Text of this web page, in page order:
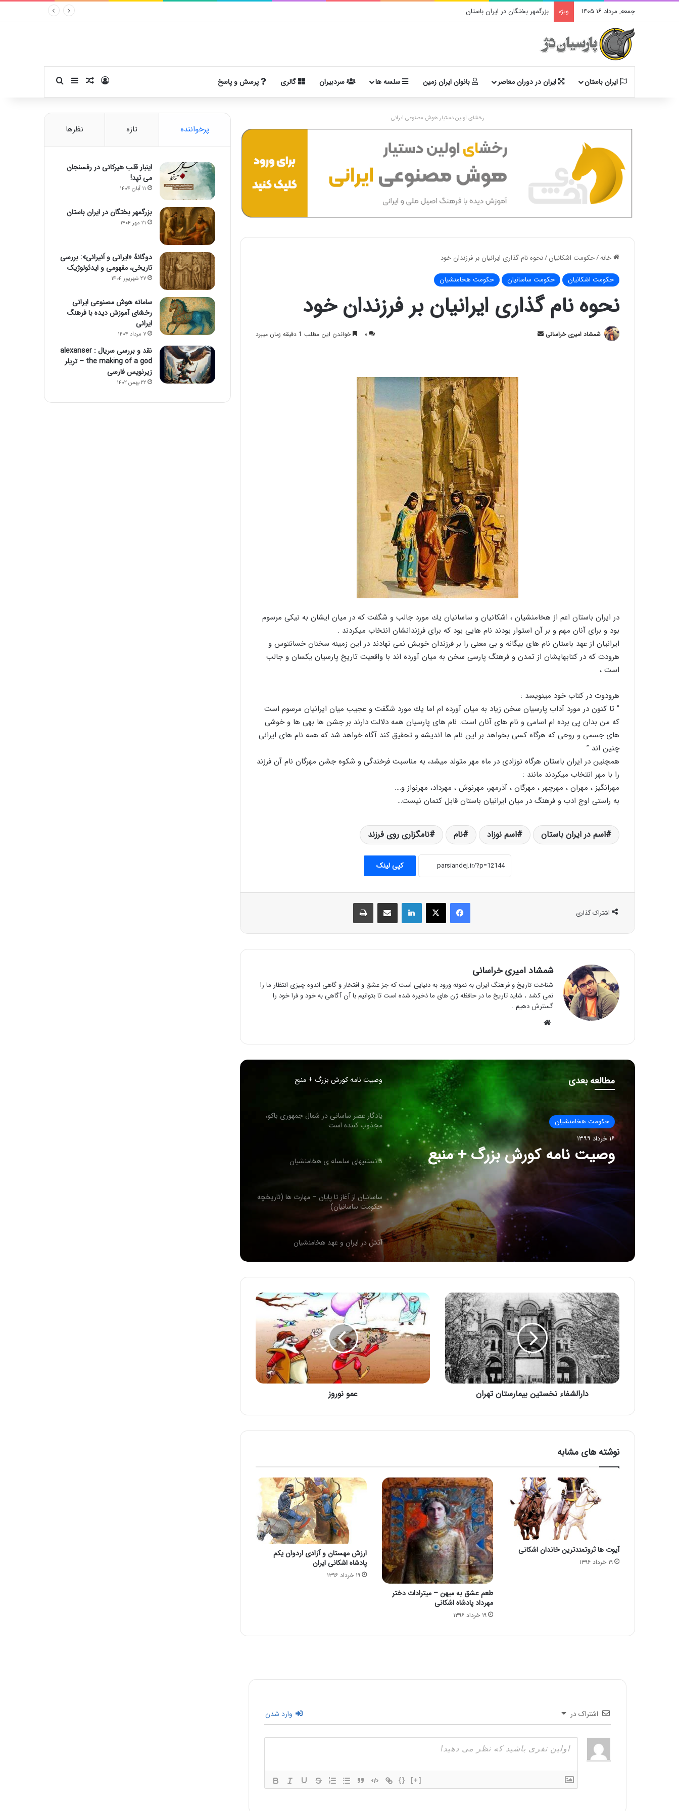
جمعه, مرداد ۱۶ ۱۴۰۵ ویژه بزرگمهر بختگان در ایران باستان
ایران باستان ایران در دوران معاصر بانوان ایران زمین سلسه ها سردبیران گالری پرسش و پاسخ ورودنوشته تصادفی
سایدبارجستجو برای
رخشای اولین دستیار هوش مصنوعی ایرانی
خانه/حکومت اشکانیان/نحوه ﻧﺎﻡ ﮔﺬﺍﺭﻯ ایرانیان ﺑﺮ ﻓﺮﺯﻧﺪﺍﻥ خود
حکومت اشکانیان حکومت ساسانیان حکومت هخامنشیان
نحوه ﻧﺎﻡ ﮔﺬﺍﺭﻯ ایرانیان ﺑﺮ ﻓﺮﺯﻧﺪﺍﻥ خود
شمشاد امیری خراسانی
ارسال
۰ خواندن این مطلب 1 دقیقه زمان میبرد
ﺩﺭ ﺍﻳﺮﺍﻥ ﺑﺎﺳﺘﺎﻥ ﺍﻋﻢ ﺍﺯ ﻫﺨﺎﻣﻨﺸﻴﺎﻥ ، ﺍﺷﻜﺎﻧﻴﺎﻥ ﻭ ﺳﺎﺳﺎﻧﻴﺎﻥ ﻳﻚ ﻣﻮﺭﺩ ﺟﺎﻟﺐ ﻭ ﺷﮕﻔﺖ ﻛﻪ ﺩﺭ ﻣﻴﺎﻥ ﺍﻳﺸﺎﻥ ﺑﻪ ﻧﻴﻜﻰ ﻣﺮﺳﻮﻡ
ﺑﻮﺩ ﻭ ﺑﺮﺍﻯ ﺁﻧﺎﻥ ﻣﻬﻢ ﻭ ﺑﺮ ﺁﻥ ﺍﺳﺘﻮﺍﺭ ﺑﻮﺩﻧﺪ ﻧﺎﻡ ﻫﺎﻳﻰ ﺑﻮﺩ ﻛﻪ ﺑﺮﺍﻯ ﻓﺮﺯﻧﺪﺍﻧﺸﺎﻥ ﺍﻧﺘﺨﺎﺏ ﻣﻴﻜﺮﺩﻧﺪ .
ﺍﻳﺮﺍﻧﻴﺎﻥ ﺍﺯ ﻋﻬﺪ ﺑﺎﺳﺘﺎﻥ ﻧﺎﻡ ﻫﺎﻯ ﺑﻴﮕﺎﻧﻪ ﻭ ﺑﻰ ﻣﻌﻨﻰ ﺭﺍ ﺑﺮ ﻓﺮﺯﻧﺪﺍﻥ ﺧﻮﻳﺶ ﻧﻤﻰ ﻧﻬﺎﺩﻧﺪ ﺩﺭ ﺍﻳﻦ ﺯﻣﻴﻨﻪ ﺳﺨﻨﺎﻥ ﺧﺴﺎﻧﺘﻮﺱ ﻭ
ﻫﺮﻭﺩﺕ ﻛﻪ ﺩﺭ ﻛﺘﺎﺑﻬﺎﻳﺸﺎﻥ ﺍﺯ ﺗﻤﺪﻥ ﻭ ﻓﺮﻫﻨﮓ ﭘﺎﺭﺳﻰ ﺳﺨﻦ ﺑﻪ ﻣﻴﺎﻥ ﺁﻭﺭﺩﻩ ﺍﻧﺪ ﺑﺎ ﻭﺍﻗﻌﻴﺖ ﺗﺎﺭﻳﺦ ﭘﺎﺭﺳﻴﺎﻥ ﻳﻜﺴﺎﻥ ﻭ ﺟﺎﻟﺐ
ﺍﺳﺖ ،
ﻫﺮﻭﺩﻭﺕ ﺩﺭ ﻛﺘﺎﺏ ﺧﻮﺩ ﻣﻴﻨﻮﻳﺴﺪ :
” ﺗﺎ ﻛﻨﻮﻥ ﺩﺭ ﻣﻮﺭﺩ ﺁﺩﺍﺏ ﭘﺎﺭﺳﻴﺎﻥ ﺳﺨﻦ ﺯﻳﺎﺩ ﺑﻪ ﻣﻴﺎﻥ ﺁﻭﺭﺩﻩ ﺍﻡ ﺍﻣﺎ ﻳﻚ ﻣﻮﺭﺩ ﺷﮕﻔﺖ ﻭ ﻋﺠﻴﺐ ﻣﻴﺎﻥ ﺍﻳﺮﺍﻧﻴﺎﻥ ﻣﺮﺳﻮﻡ ﺍﺳﺖ
ﻛﻪ ﻣﻦ ﺑﺪﺍﻥ ﭘﻰ ﺑﺮﺩﻩ ﺍﻡ ﺍﺳﺎﻣﻰ ﻭ ﻧﺎﻡ ﻫﺎﻯ ﺁﻧﺎﻥ ﺍﺳﺖ. ﻧﺎﻡ ﻫﺎﻯ ﭘﺎﺭﺳﻴﺎﻥ ﻫﻤﻪ ﺩﻻﻟﺖ ﺩﺍﺭﻧﺪ ﺑﺮ ﺟﺸﻦ ﻫﺎ ﺑﻬﻰ ﻫﺎ ﻭ ﺧﻮﺷﻰ
ﻫﺎﻯ ﺟﺴﻤﻰ ﻭ ﺭﻭﺣﻰ ﻛﻪ ﻫﺮﮔﺎﻩ ﻛﺴﻰ ﺑﺨﻮﺍﻫﺪ ﺑﺮ ﺍﻳﻦ ﻧﺎﻡ ﻫﺎ ﺍﻧﺪﻳﺸﻪ ﻭ ﺗﺤﻘﻴﻖ ﻛﻨﺪ ﺁﮔﺎﻩ ﺧﻮﺍﻫﺪ ﺷﺪ ﻛﻪ ﻫﻤﻪ ﻧﺎﻡ ﻫﺎﻯ ﺍﻳﺮﺍﻧﻰ
ﭼﻨﻴﻦ ﺍﻧﺪ ”
ﻫﻤﭽﻨﻴﻦ ﺩﺭ ﺍﻳﺮﺍﻥ ﺑﺎﺳﺘﺎﻥ ﻫﺮﮔﺎﻩ ﻧﻮﺯﺍﺩﻯ ﺩﺭ ﻣﺎﻩ ﻣﻬﺮ ﻣﺘﻮﻟﺪ ﻣﻴﺸﺪ، ﺑﻪ ﻣﻨﺎﺳﺒﺖ ﻓﺮﺧﻨﺪﮔﻰ ﻭ ﺷﻜﻮﻩ ﺟﺸﻦ ﻣﻬﺮﮔﺎﻥ ﻧﺎﻡ ﺁﻥ ﻓﺮﺯﻧﺪ
ﺭﺍ ﺑﺎ ﻣﻬﺮ ﺍﻧﺘﺨﺎﺏ ﻣﻴﻜﺮﺩﻧﺪ ﻣﺎﻧﻨﺪ :
ﻣﻬﺮﺍﻧﮕﻴﺰ ، ﻣﻬﺮﺍﻥ ، ﻣﻬﺮﭼﻬﺮ ، ﻣﻬﺮﮔﺎﻥ ، ﺁﺫﺭﻣﻬﺮ، ﻣﻬﺮﻧﻮﺵ ، ﻣﻬﺮﺩﺍﺩ، ﻣﻬﺮﻧﻮﺍﺯ ﻭ….
به راستی اوج ادب و فرهنگ در میان ایرانیان باستان قابل کتمان نیست…
اسم در ایران باستان اسم نوزاد نام نامگزاری روی فرزند
کپی لینک
اشتراک گذاری
فیس بوک X لینکدین اشتراک گذاری از طریق ایمیل چاپ
شمشاد امیری خراسانی
شناخت تاریخ و فرهنگ ایران به نمونه ورود به دنیایی است که جز عشق و افتخار و گاهی اندوه چیزی انتظار ما را
نمی کشد ، شاید تاریخ ما در حافظه ژن های ما ذخیره شده است تا بتوانیم با آن آگاهی به خود و فرا خود را
گسترش دهیم .
مطالعه بعدی
حکومت هخامنشیان
۱۶ خرداد ۱۳۹۹
وصیت نامه کورش بزرگ + منبع
آتش در ایران و عهد هخامنشيان
آشنایی با برزویه پزشك
حقوق زنان سه برابر مردان در زمان هخامنشی
شاه درفرهنگ ایرانی و هخامنشی
بودند ؟
وصیت نامه کورش بزرگ + منبع
یادگار عصر ساسانی در شمال جمهوری باکو،
مجذوب کننده است
دانستنیهای سلسله ی هخامنشیان
ساسانیان از آغاز تا پایان – مهارت ها (تاریخچه
حکومت ساسانیان)
آتش در ایران و عهد هخامنشيان
آشنایی با برزویه پزشك
حقوق زنان سه برابر مردان در زمان هخامنشی
کاتافراکت های سرباز های زره پوش هخامنشی
شاه درفرهنگ ایرانی و هخامنشی
بودند ؟
وصیت نامه کورش بزرگ + منبع
یادگار عصر ساسانی در شمال جمهوری باکو،
مجذوب کننده است
دانستنیهای سلسله ی هخامنشیان
دارالشفاء نخستین بیمارستان تهران عمو نوروز
نوشته های مشابه
آیوت ها ثروتمندترین خاندان اشکانی
۱۹ خرداد ۱۳۹۶
طعم عشق به میهن – میترادات دختر
مهرداد پادشاه اشکانی
۱۹ خرداد ۱۳۹۶
ارزش مهستان و آزادی اردوان یکم
پادشاه اشکانی ایران
۱۹ خرداد ۱۳۹۶
اشتراک در وارد شدن
{} [+]
پرخواننده تازه نظرها
اینبار قلب هیرکانی در رفسنجان
می تپد!
۱۱ آبان ۱۴۰۴
بزرگمهر بختگان در ایران باستان
۲۱ مهر ۱۴۰۴
دوگانهٔ «ایرانی و اَنیرانی»: بررسی
تاریخی، مفهومی و ایدئولوژیک
۲۷ شهریور ۱۴۰۴
سامانه هوش مصنوعی ایرانی
رخشای آموزش دیده با فرهنگ
ایرانی
۷ مرداد ۱۴۰۴
نقد و بررسی سریال alexanser :
the making of a god – تریلر
زیرنویس فارسی
۲۲ بهمن ۱۴۰۲